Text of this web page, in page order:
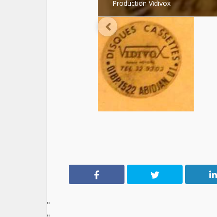
Production Vidivox
"